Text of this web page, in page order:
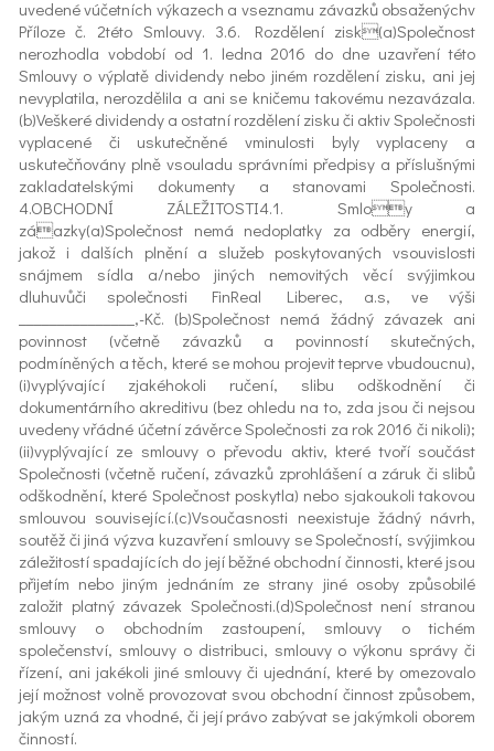
uvedené vúčetních výkazech a vseznamu závazků obsaženýchv
Příloze č. 2této Smlouvy. 3.6. Rozdělení zisk(a)Společnost
nerozhodla vobdobí od 1. ledna 2016 do dne uzavření této
Smlouvy o výplatě dividendy nebo jiném rozdělení zisku, ani jej
nevyplatila, nerozdělila a ani se kničemu takovému nezavázala.
(b)Veškeré dividendy a ostatní rozdělení zisku či aktiv Společnosti
vyplacené či uskutečněné vminulosti byly vyplaceny a
uskutečňovány plně vsouladu správními předpisy a příslušnými
zakladatelskými dokumenty a stanovami Společnosti.
4.OBCHODNÍ ZÁLEŽITOSTI4.1. Smloy a
záazky(a)Společnost nemá nedoplatky za odběry energií,
jakož i dalších plnění a služeb poskytovaných vsouvislosti
snájmem sídla a/nebo jiných nemovitých věcí svýjimkou
dluhuvůči společnosti FinReal Liberec, a.s, ve výši
_______________,-Kč. (b)Společnost nemá žádný závazek ani
povinnost (včetně závazků a povinností skutečných,
podmíněných a těch, které se mohou projevit teprve vbudoucnu),
(i)vyplývající zjakéhokoli ručení, slibu odškodnění či
dokumentárního akreditivu (bez ohledu na to, zda jsou či nejsou
uvedeny vřádné účetní závěrce Společnosti za rok 2016 či nikoli);
(ii)vyplývající ze smlouvy o převodu aktiv, které tvoří součást
Společnosti (včetně ručení, závazků zprohlášení a záruk či slibů
odškodnění, které Společnost poskytla) nebo sjakoukoli takovou
smlouvou související.(c)Vsoučasnosti neexistuje žádný návrh,
soutěž či jiná výzva kuzavření smlouvy se Společností, svýjimkou
záležitostí spadajících do její běžné obchodní činnosti, které jsou
přijetím nebo jiným jednáním ze strany jiné osoby způsobilé
založit platný závazek Společnosti.(d)Společnost není stranou
smlouvy o obchodním zastoupení, smlouvy o tichém
společenství, smlouvy o distribuci, smlouvy o výkonu správy či
řízení, ani jakékoli jiné smlouvy či ujednání, které by omezovalo
její možnost volně provozovat svou obchodní činnost způsobem,
jakým uzná za vhodné, či její právo zabývat se jakýmkoli oborem
činností.